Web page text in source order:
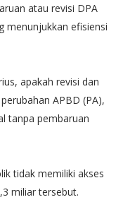
atau revisi DPA
menunjukkan efisiensi
apakah revisi dan
APBD (PA),
tanpa pembaruan
tidak memiliki akses
miliar tersebut.